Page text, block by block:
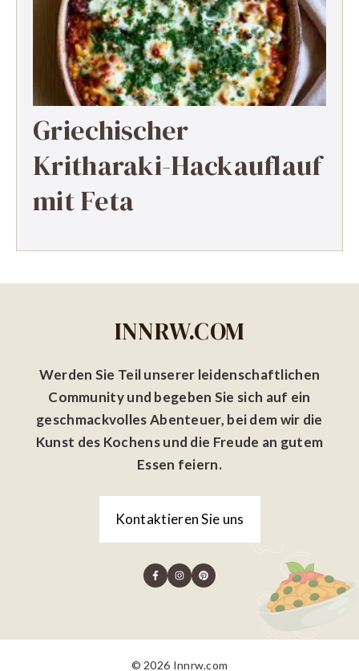
Griechischer
Kritharaki-Hackauflauf
mit Feta
INNRW.COM
Werden Sie Teil unserer leidenschaftlichen
Community und begeben Sie sich auf ein
geschmackvolles Abenteuer, bei dem wir die
Kunst des Kochens und die Freude an gutem
Essen feiern.
Kontaktieren Sie uns
© 2026 Innrw.com